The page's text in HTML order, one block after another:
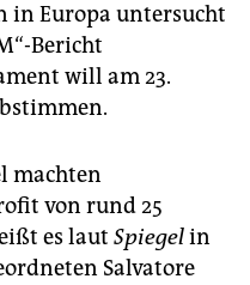
in Europa untersucht
Bericht
will am 23.
machten
von rund 25
es laut Spiegelin
Salvatore